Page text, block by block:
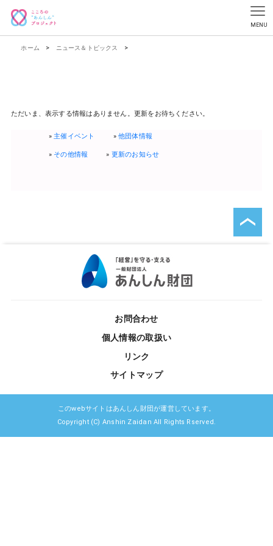
ホーム > ニュース＆トピックス >
ただいま、表示する情報はありません。更新をお待ちください。
主催イベント 他団体情報
その他情報 更新のお知らせ
お問合わせ
個人情報の取扱い
リンク
サイトマップ
このwebサイトはあんしん財団が運営しています。
Copyright (C) Anshin Zaidan All Rights Rserved.